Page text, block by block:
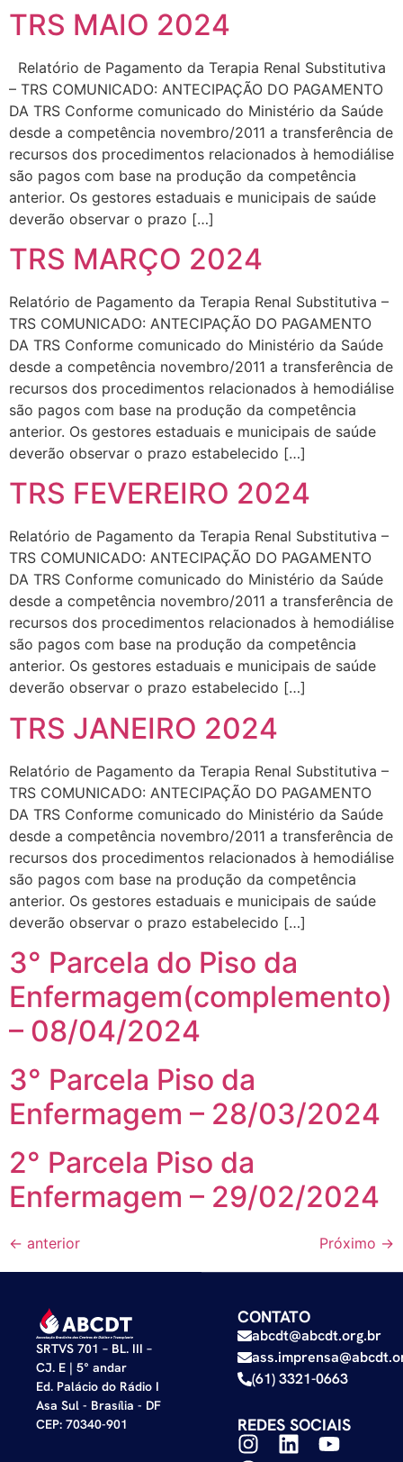
TRS MAIO 2024
Relatório de Pagamento da Terapia Renal Substitutiva
– TRS COMUNICADO: ANTECIPAÇÃO DO PAGAMENTO
DA TRS Conforme comunicado do Ministério da Saúde
desde a competência novembro/2011 a transferência de
recursos dos procedimentos relacionados à hemodiálise
são pagos com base na produção da competência
anterior. Os gestores estaduais e municipais de saúde
deverão observar o prazo […]
TRS MARÇO 2024
Relatório de Pagamento da Terapia Renal Substitutiva –
TRS COMUNICADO: ANTECIPAÇÃO DO PAGAMENTO
DA TRS Conforme comunicado do Ministério da Saúde
desde a competência novembro/2011 a transferência de
recursos dos procedimentos relacionados à hemodiálise
são pagos com base na produção da competência
anterior. Os gestores estaduais e municipais de saúde
deverão observar o prazo estabelecido […]
TRS FEVEREIRO 2024
Relatório de Pagamento da Terapia Renal Substitutiva –
TRS COMUNICADO: ANTECIPAÇÃO DO PAGAMENTO
DA TRS Conforme comunicado do Ministério da Saúde
desde a competência novembro/2011 a transferência de
recursos dos procedimentos relacionados à hemodiálise
são pagos com base na produção da competência
anterior. Os gestores estaduais e municipais de saúde
deverão observar o prazo estabelecido […]
TRS JANEIRO 2024
Relatório de Pagamento da Terapia Renal Substitutiva –
TRS COMUNICADO: ANTECIPAÇÃO DO PAGAMENTO
DA TRS Conforme comunicado do Ministério da Saúde
desde a competência novembro/2011 a transferência de
recursos dos procedimentos relacionados à hemodiálise
são pagos com base na produção da competência
anterior. Os gestores estaduais e municipais de saúde
deverão observar o prazo estabelecido […]
3° Parcela do Piso da
Enfermagem(complemento)
– 08/04/2024
3° Parcela Piso da
Enfermagem – 28/03/2024
2° Parcela Piso da
Enfermagem – 29/02/2024
← anterior Próximo →
SRTVS 701 – BL. III –
CJ. E | 5° andar
Ed. Palácio do Rádio I
Asa Sul - Brasília - DF
CEP: 70340-901
CONTATO
abcdt@abcdt.org.br
(61) 3321-0663
REDES SOCIAIS